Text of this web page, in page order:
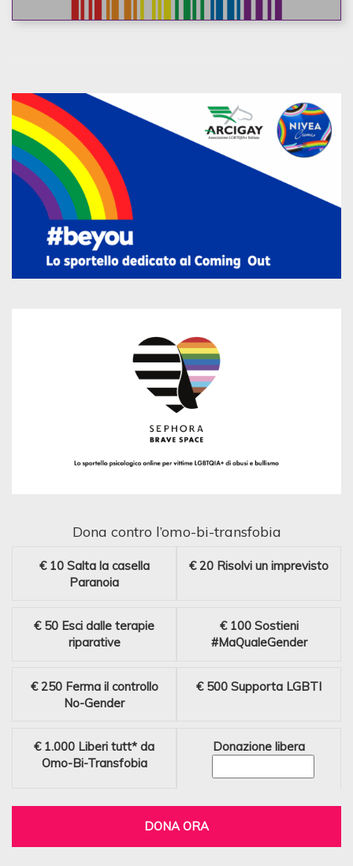
Dona contro l’omo-bi-transfobia
€ 10 Salta la casella
Paranoia
€ 20 Risolvi un imprevisto
€ 50 Esci dalle terapie
riparative
€ 100 Sostieni
#MaQualeGender
€ 250 Ferma il controllo
No-Gender
€ 500 Supporta LGBTI
€ 1.000 Liberi tutt* da
Omo-Bi-Transfobia
Donazione libera
DONA ORA